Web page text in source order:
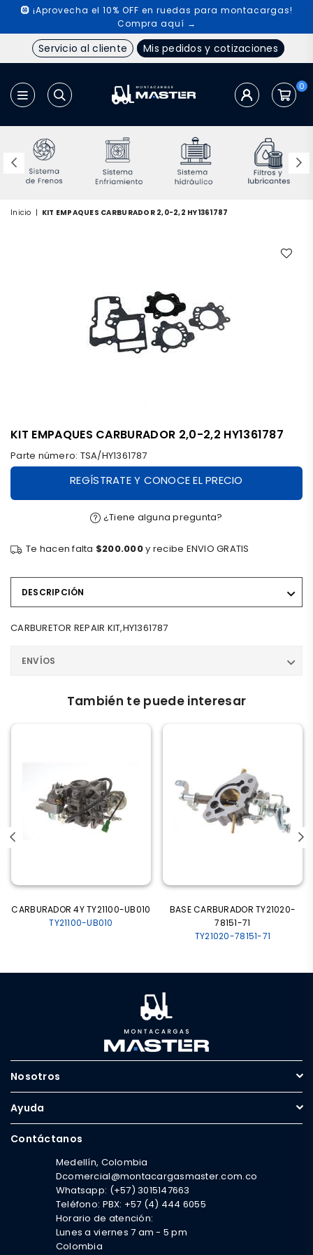
🛞 ¡Aprovecha el 10% OFF en ruedas para montacargas!
Compra aquí →
Servicio al cliente Mis pedidos y cotizaciones
MONTACARGAS
MASTER
0
Inicio | KIT EMPAQUES CARBURADOR 2,0-2,2 HY1361787
KIT EMPAQUES CARBURADOR 2,0-2,2 HY1361787
Parte número: TSA/HY1361787
REGÍSTRATE Y CONOCE EL PRECIO
¿Tiene alguna pregunta?
Te hacen falta $200.000y recibe ENVIO GRATIS
DESCRIPCIÓN
CARBURETOR REPAIR KIT,HY1361787
ENVÍOS
También te puede interesar
CARBURADOR 4Y TY21100-UB010
TY21100-UB010
BASE CARBURADOR TY21020-
78151-71
TY21020-78151-71
Nosotros
Ayuda
Contáctanos
Medellín, Colombia
Dcomercial@montacargasmaster.com.co
Whatsapp: (+57) 3015147663
Teléfono: PBX: +57 (4) 444 6055
Horario de atención:
Lunes a viernes 7 am - 5 pm
Colombia